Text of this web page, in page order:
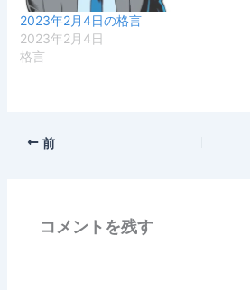
2023年2月4日の格言
2023年2月4日
格言
前
コメントを残す